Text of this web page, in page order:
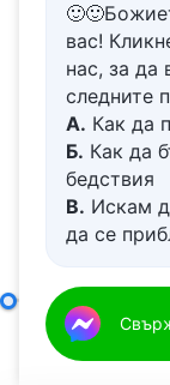
тесен план,
пътят, по
ще е
се отървеш
стремиш към
Според Бог
не просто са
просто
вас!
нас, за да
следните
А. Как да
Б. Как да
бедствия
В. Искам
да се
живот
Д.Имам